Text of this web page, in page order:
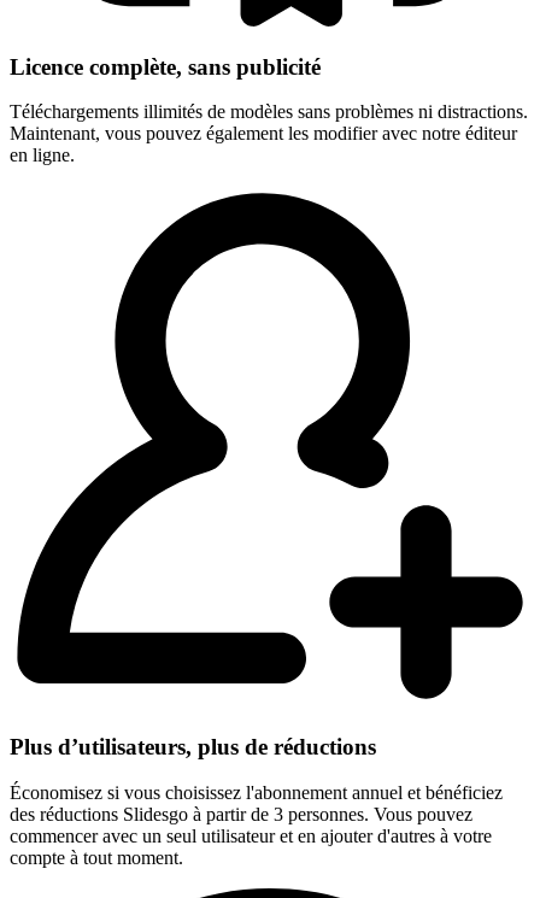
Licence complète, sans publicité
Téléchargements illimités de modèles sans problèmes ni distractions.
Maintenant, vous pouvez également les modifier avec notre éditeur
en ligne.
Plus d’utilisateurs, plus de réductions
Économisez si vous choisissez l'abonnement annuel et bénéficiez
des réductions Slidesgo à partir de 3 personnes. Vous pouvez
commencer avec un seul utilisateur et en ajouter d'autres à votre
compte à tout moment.